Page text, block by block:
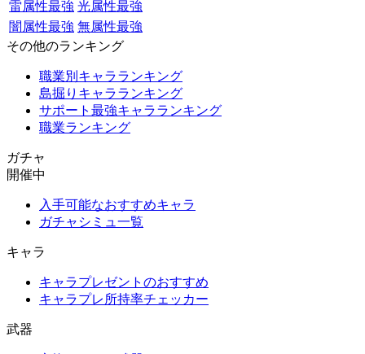
雷属性最強 光属性最強
闇属性最強 無属性最強
その他のランキング
職業別キャラランキング
島掘りキャラランキング
サポート最強キャラランキング
職業ランキング
ガチャ
開催中
入手可能なおすすめキャラ
ガチャシミュ一覧
キャラ
キャラプレゼントのおすすめ
キャラプレ所持率チェッカー
武器